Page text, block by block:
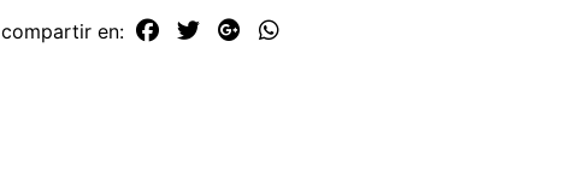
compartir en: